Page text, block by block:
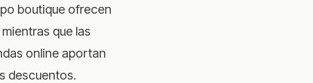
boutique ofrecen
que las
online aportan
descuentos.